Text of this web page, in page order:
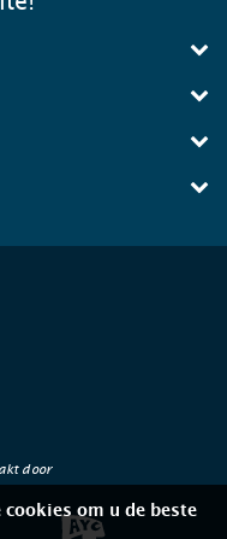
door
om u de beste